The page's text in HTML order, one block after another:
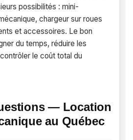
possibilités : mini-
chargeur sur roues
et accessoires. Le bon
du temps, réduire les
le coût total du
— Location
au Québec